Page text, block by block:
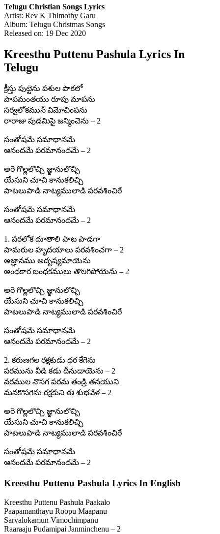
Telugu Christian Songs Lyrics
Artist: Rev K Thimothy Garu
Album: Telugu Christmas Songs
Released on: 19 Dec 2020
Kreesthu Puttenu Pashula Lyrics In
Telugu
క్రీస్తు పుట్టెను పశుల పాకలో
పాపమంతయు రూపు మాపను
సర్వలోకమున్ విమోచింపను
రారాజు పుడమిపై జన్మించెను – 2
సంతోషమే సమాధానమే
ఆనందమే పరమానందమే – 2
అరె గొల్లలొచ్చి జ్ఞానులొచ్చి
యేసుని చూచి కానుకలిచ్చి
పాటలుపాడి నాట్యములాడి పరవశించిరే
సంతోషమే సమాధానమే
ఆనందమే పరమానందమే – 2
1. పరలోక దూతాలి పాట పాడగా
పామరుల హృదయాలు పరవశించగా – 2
అజ్ఞానము అదృష్యమాయెను
అంధకార బంధకములు తొలగిపోయెను – 2
అరె గొల్లలొచ్చి జ్ఞానులొచ్చి
యేసుని చూచి కానుకలిచ్చి
పాటలుపాడి నాట్యములాడి పరవశించిరే
సంతోషమే సమాధానమే
ఆనందమే పరమానందమే – 2
2. కరుణగల రక్షకుడు ధర కేగెను
పరమును వీడి కడు దీనుడాయెను – 2
వరముల నొసగ పరమ తండ్రి తనయుని
మనకొసగెను రక్షకుని ఈ శుభవేళ – 2
అరె గొల్లలొచ్చి జ్ఞానులొచ్చి
యేసుని చూచి కానుకలిచ్చి
పాటలుపాడి నాట్యములాడి పరవశించిరే
సంతోషమే సమాధానమే
ఆనందమే పరమానందమే – 2
Kreesthu Puttenu Pashula Lyrics In English
Kreesthu Puttenu Pashula Paakalo
Paapamanthayu Roopu Maapanu
Sarvalokamun Vimochimpanu
Raaraaju Pudamipai Janminchenu – 2